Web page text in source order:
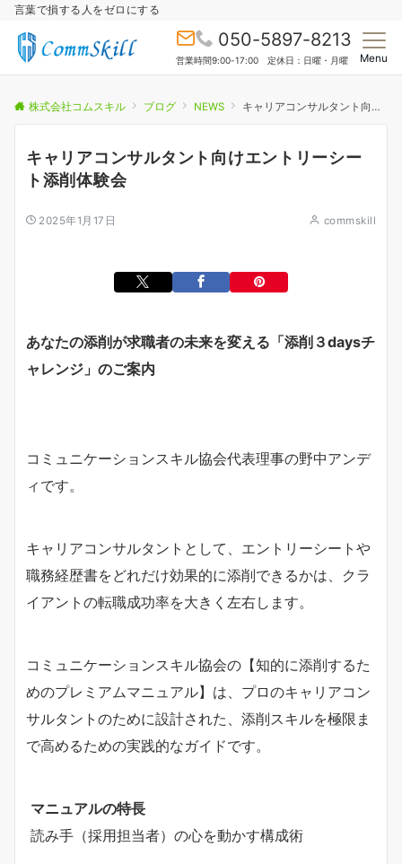
言葉で損する人をゼロにする
050-5897-8213
営業時間9:00-17:00 定休日：日曜・月曜 Menu
株式会社コムスキル ブログ NEWS キャリアコンサルタント向けエントリーシート添削体験会
キャリアコンサルタント向けエントリーシー
ト添削体験会
2025年1月17日 commskill
あなたの添削が求職者の未来を変える「添削３daysチ
ャレンジ」のご案内
コミュニケーションスキル協会代表理事の野中アンデ
ィです。
キャリアコンサルタントとして、エントリーシートや
職務経歴書をどれだけ効果的に添削できるかは、クラ
イアントの転職成功率を大きく左右します。
コミュニケーションスキル協会の【知的に添削するた
めのプレミアムマニュアル】は、プロのキャリアコン
サルタントのために設計された、添削スキルを極限ま
で高めるための実践的なガイドです。
マニュアルの特長
読み手（採用担当者）の心を動かす構成術